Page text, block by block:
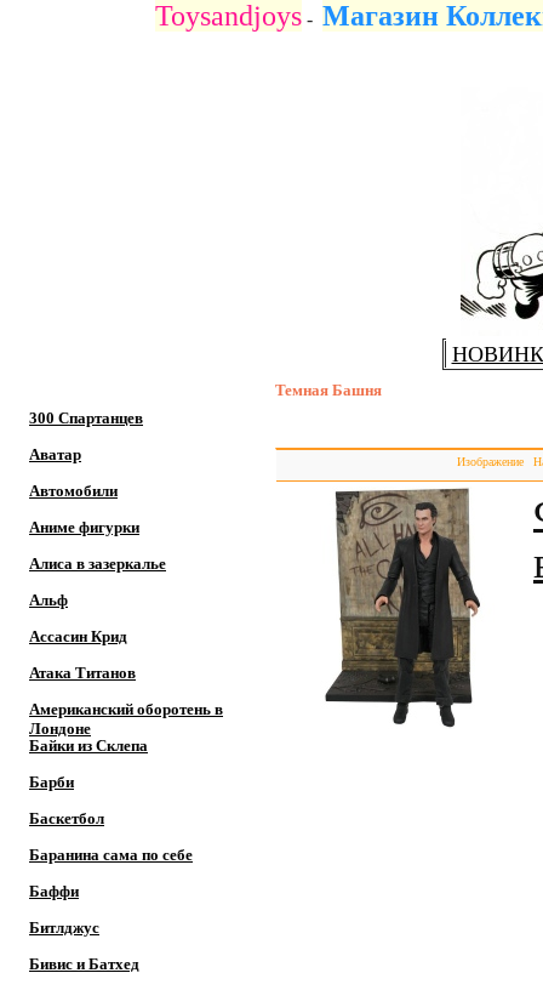
Toysandjoys - Магазин
300 Спартанцев
Аватар
Автомобили
Аниме фигурки
Алиса в зазеркалье
Альф
Ассасин Крид
Атака Титанов
Американский оборотень в
Лондоне
Байки из Склепа
Барби
Баскетбол
Баранина сама по себе
Баффи
Битлджус
Бивис и Батхед
Темная Башня
Изображение